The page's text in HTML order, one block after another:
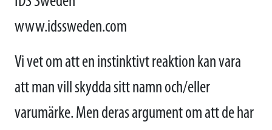
www.idssweden.com
Vi vet om att en instinktivt reaktion kan vara
att man vill skydda sitt namn och/eller
varumärke. Men deras argument om att de har